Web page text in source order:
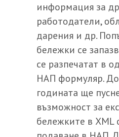
информация за
работодатели,
дарения и др.
бележки се
се разпечатат в
НАП формуляр. До
годината ще
възможност за
бележките в XML